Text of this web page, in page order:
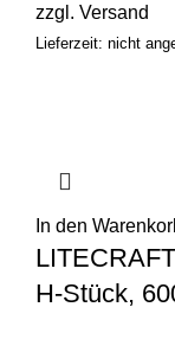
zzgl. Versand
Lieferzeit: nicht
In den
H-Stück,